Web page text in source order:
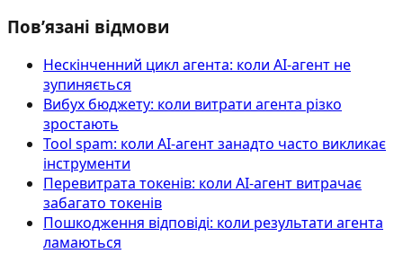
Пов’язані відмови
Нескінченний цикл агента: коли AI-агент не
зупиняється
Вибух бюджету: коли витрати агента різко
зростають
Tool spam: коли AI-агент занадто часто викликає
інструменти
Перевитрата токенів: коли AI-агент витрачає
забагато токенів
Пошкодження відповіді: коли результати агента
ламаються